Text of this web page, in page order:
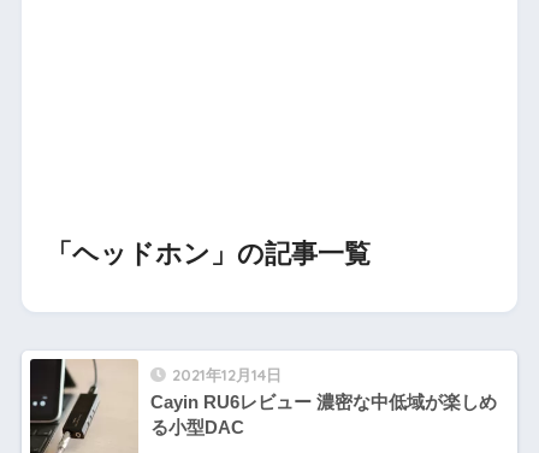
「ヘッドホン」の記事一覧
2021年12月14日
Cayin RU6レビュー 濃密な中低域が楽しめ
る小型DAC